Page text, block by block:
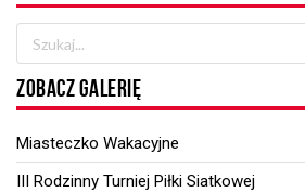
ZOBACZ GALERIĘ
Miasteczko Wakacyjne
III Rodzinny Turniej Piłki Siatkowej